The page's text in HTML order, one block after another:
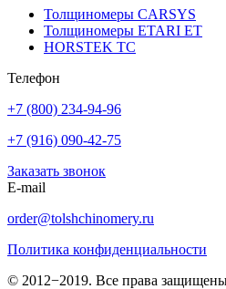
Толщиномеры CARSYS
Толщиномеры ETARI ET
HORSTEK TC
Телефон
+7 (800) 234-94-96
+7 (916) 090-42-75
Заказать звонок
E-mail
order@tolshchinomery.ru
Политика конфиденциальности
© 2012−2019. Все права